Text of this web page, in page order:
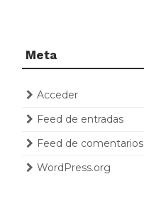
Meta
Acceder
Feed de entradas
Feed de comentarios
WordPress.org